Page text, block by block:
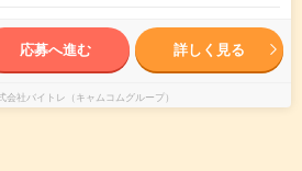
応募へ進む 詳しく見る
会社バイトレ（キャムコムグループ）